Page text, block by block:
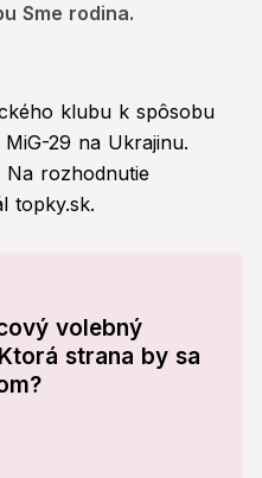
Sme rodina.
klubu k spôsobu
29 na Ukrajinu.
Na rozhodnutie
topky.sk.
volebný
strana by sa